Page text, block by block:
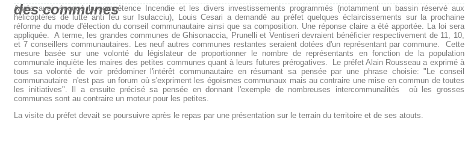
des communes
Après avoir évoqué la compétence Incendie et les divers investissements programmés (notamment un bassin réservé aux
hélicoptères de lutte anti feu sur Isulacciu), Louis Cesari a demandé au préfet quelques éclaircissements sur la prochaine
réforme du mode d'élection du conseil communautaire ainsi que sa composition. Une réponse claire a été apportée. La loi sera
appliquée. A terme, les grandes communes de Ghisonaccia, Prunelli et Ventiseri devraient bénéficier respectivement de 11, 10,
et 7 conseillers communautaires. Les neuf autres communes restantes seraient dotées d'un représentant par commune. Cette
mesure basée sur une volonté du législateur de proportionner le nombre de représentants en fonction de la population
communale inquiète les maires des petites communes quant à leurs futures prérogatives. Le préfet Alain Rousseau a exprimé à
tous sa volonté de voir prédominer l'intérêt communautaire en résumant sa pensée par une phrase choisie: "Le conseil
communautaire n'est pas un forum où s'expriment les égoïsmes communaux mais au contraire une mise en commun de toutes
les initiatives". Il a ensuite précisé sa pensée en donnant l'exemple de nombreuses intercommunalités où les grosses
communes sont au contraire un moteur pour les petites.
La visite du préfet devait se poursuivre après le repas par une présentation sur le terrain du territoire et de ses atouts.